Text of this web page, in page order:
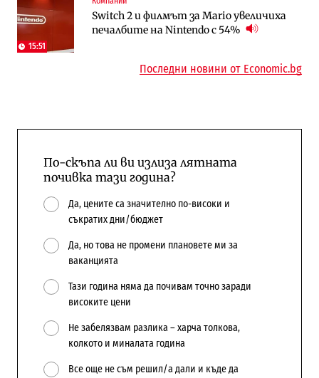
15:51
Switch 2 и филмът за Mario увеличиха
печалбите на Nintendo с 54%
Общините вече зависят от
централната власт за 75% от
А1 отново е лидер при технологичните
компании и системните интегратори
Последни новини от Economic.bg
По-скъпа ли ви излиза лятната
почивка тази година?
Да, цените са значително по-високи и
съкратих дни/бюджет
Да, но това не промени плановете ми за
ваканцията
Тази година няма да почивам точно заради
високите цени
Не забелязвам разлика – харча толкова,
колкото и миналата година
Все още не съм решил/а дали и къде да